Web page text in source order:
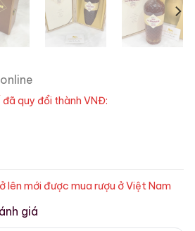
quy đổi thành VNĐ:
lên mới được mua rượu ở Việt Nam
giá